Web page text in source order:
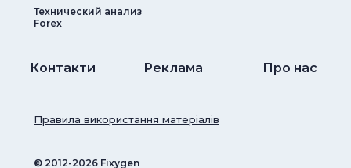
Технический анализ
Forex
Контакти Реклама Про нас
© ‎2012-2026 Fixygen
Правила використання матеріалів